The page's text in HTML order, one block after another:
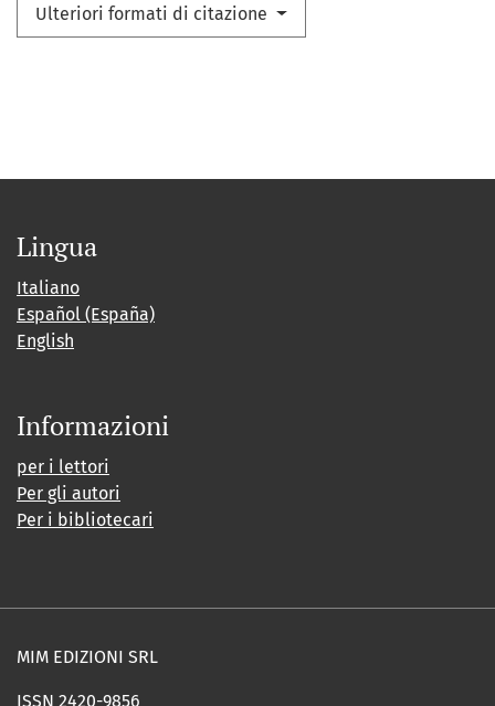
Ulteriori formati di citazione
Lingua
Italiano
Español (España)
English
Informazioni
per i lettori
Per gli autori
Per i bibliotecari
MIM EDIZIONI SRL
ISSN 2420-9856